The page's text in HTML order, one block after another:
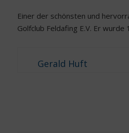
Einer der schönsten und
Golfclub Feldafing E.V. Er
Gerald Huft